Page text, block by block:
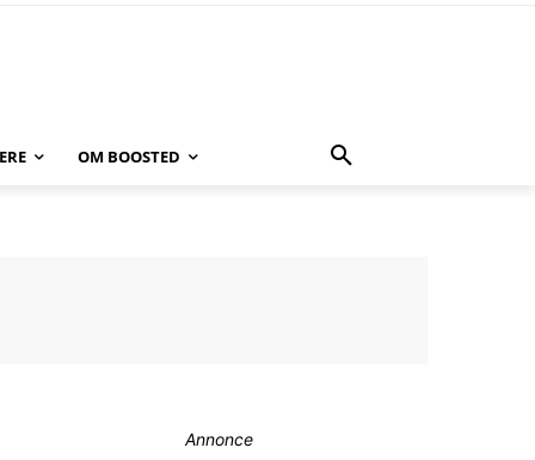
OM BOOSTED
Annonce